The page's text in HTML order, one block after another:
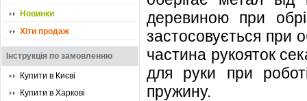
Новинки
Хіти продаж
Інструкція по замовленню
Купити в Києві
Купити в Харкові
деревиною при
застосовується при
частина рукояток
для руки при
пружину.